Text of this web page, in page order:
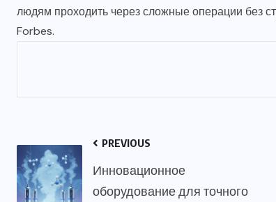
людям проходить через сложные операции без
Forbes.
PREVIOUS
Инновационное
оборудование для точного